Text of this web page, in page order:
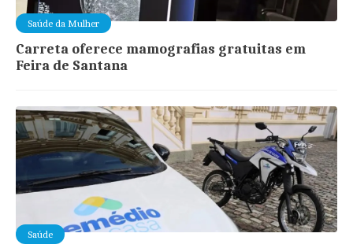
Saúde da Mulher
Carreta oferece mamografias gratuitas em
Feira de Santana
Saúde